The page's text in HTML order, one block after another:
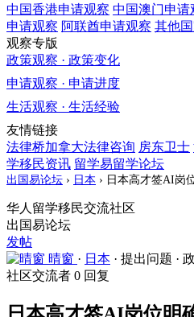
中国香港申请观察 中国澳门申请
申请观察 阿联酋申请观察 其他
观察专版
政策观察 · 政策变化
申请观察 · 申请进度
生活观察 · 生活经验
友情链接
法律桥加拿大法律咨询 房东卫士
学移民资讯 留学易留学论坛
出国易论坛 › 日本 › 日本高才签AI岗
华人留学移民交流社区
出国易论坛
发帖
晴窗 · 日本 · 提出问题 ·
社区交流者 0 回复